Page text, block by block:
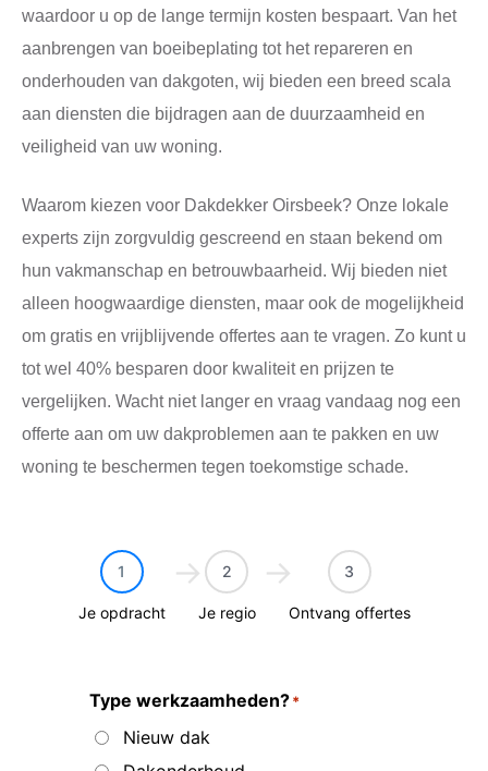
waardoor u op de lange termijn kosten bespaart. Van het
aanbrengen van boeibeplating tot het repareren en
onderhouden van dakgoten, wij bieden een breed scala
aan diensten die bijdragen aan de duurzaamheid en
veiligheid van uw woning.
Waarom kiezen voor Dakdekker Oirsbeek? Onze lokale
experts zijn zorgvuldig gescreend en staan bekend om
hun vakmanschap en betrouwbaarheid. Wij bieden niet
alleen hoogwaardige diensten, maar ook de mogelijkheid
om gratis en vrijblijvende offertes aan te vragen. Zo kunt u
tot wel 40% besparen door kwaliteit en prijzen te
vergelijken. Wacht niet langer en vraag vandaag nog een
offerte aan om uw dakproblemen aan te pakken en uw
woning te beschermen tegen toekomstige schade.